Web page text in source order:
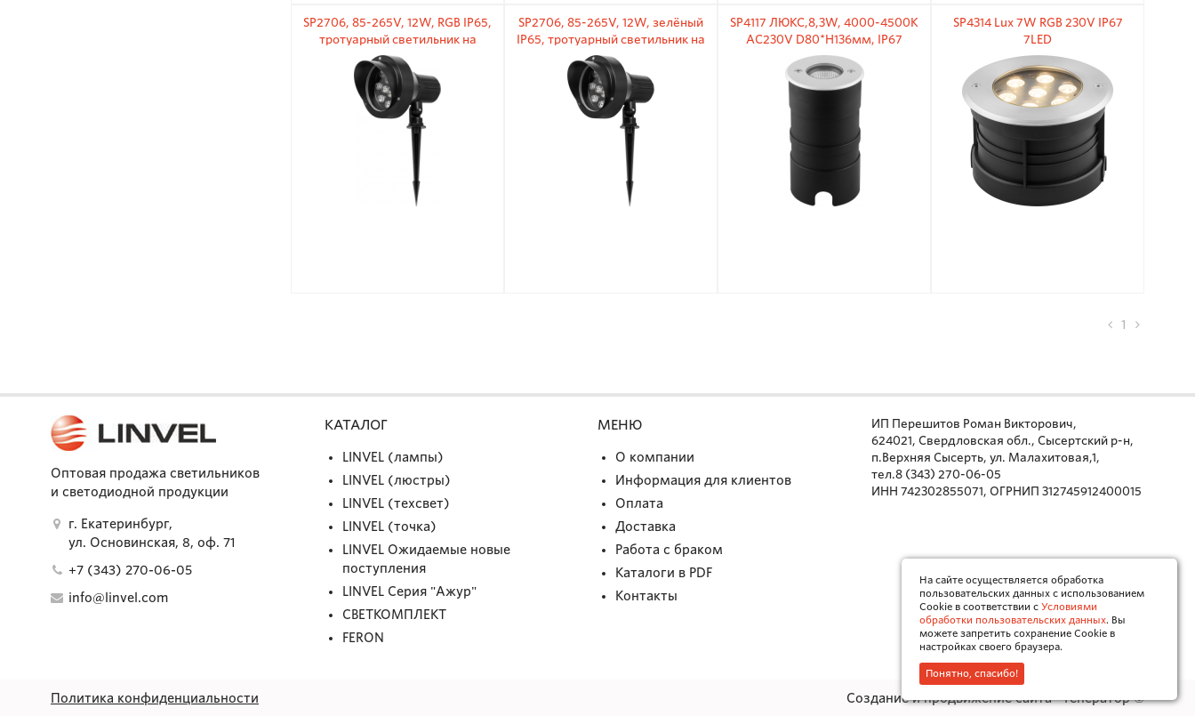
SP2706, 85-265V, 12W, RGB IP65,
тротуарный светильник на
колышке
SP2706, 85-265V, 12W, зелёный
IP65, тротуарный светильник на
колышке
SP4117 ЛЮКС,8,3W, 4000-4500K
AC230V D80*H136мм, IP67
SP4314 Lux 7W RGB 230V IP67
7LED
1
Оптовая продажа светильников
и светодиодной продукции
г. Екатеринбург,
ул. Основинская, 8, оф. 71
+7 (343) 270-06-05
info@linvel.com
КАТАЛОГ
LINVEL (лампы)
LINVEL (люстры)
LINVEL (техсвет)
LINVEL (точка)
LINVEL Ожидаемые новые
поступления
LINVEL Серия "Ажур"
СВЕТКОМПЛЕКТ
FERON
МЕНЮ
О компании
Информация для клиентов
Оплата
Доставка
Работа с браком
Каталоги в PDF
Контакты
ИП Перешитов Роман Викторович,
624021, Свердловская обл., Сысертский р-н,
п.Верхняя Сысерть, ул. Малахитовая,1,
тел.8 (343) 270-06-05
ИНН 742302855071, ОГРНИП 312745912400015
Политика конфиденциальности Создание и продвижение сайта - Генератор ©
На сайте осуществляется обработка
пользовательских данных с использованием
Cookie в соответствии с Условиями
обработки пользовательских данных. Вы
можете запретить сохранение Cookie в
настройках своего браузера.
Понятно, спасибо!